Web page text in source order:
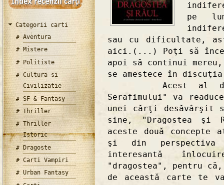
Categorii carti
Aventura
Mistere
Politiste
Cultura si
Civilizatie
SF & Fantasy
Thriller
Thriller
Istoric
Dragoste
Carti Vampiri
Urban Fantasy
pe
sau cu dificultate,
aici.(...) Poţi să
apoi să continui
se amestece în
Acest al doilea
Serafimului" va
unei cărţi desăvârşit
sine, "Dragostea şi
aceste două concepte
şi din perspectiva
interesantă
"dragostea", pentru
de această carte te